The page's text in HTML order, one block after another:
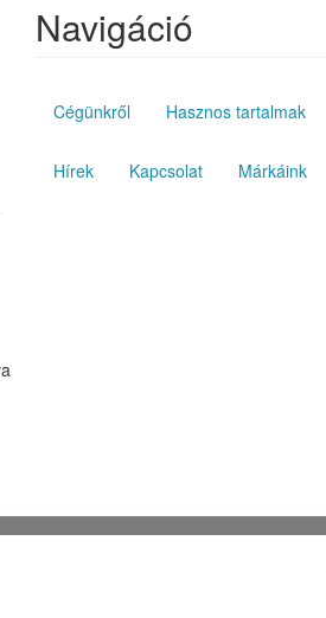
Navigáció
Cégünkről Hasznos tartalmak
Hírek Kapcsolat Márkáink